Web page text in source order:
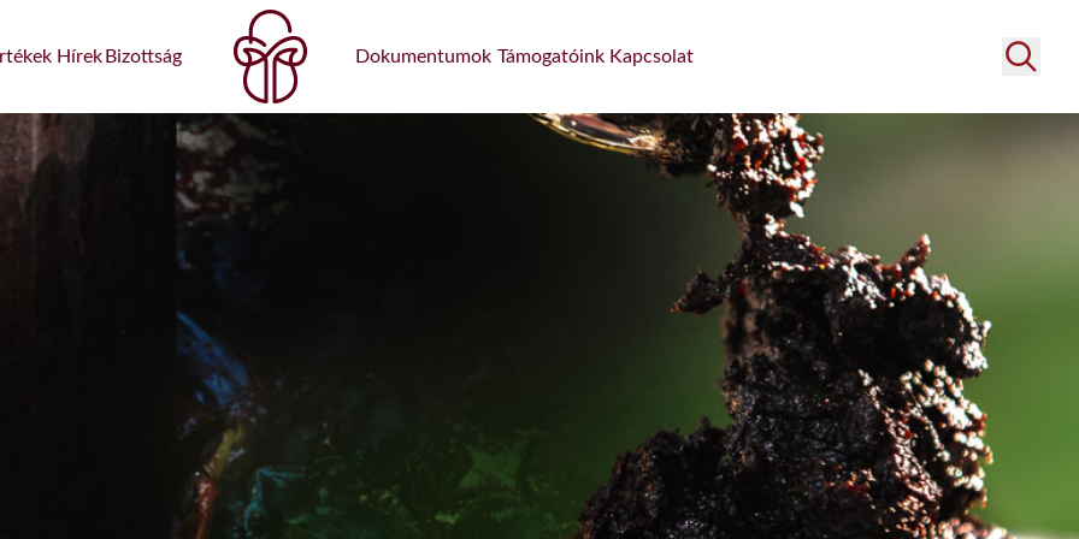
Hírek Bizottság Dokumentumok Támogatóink Kapcsolat